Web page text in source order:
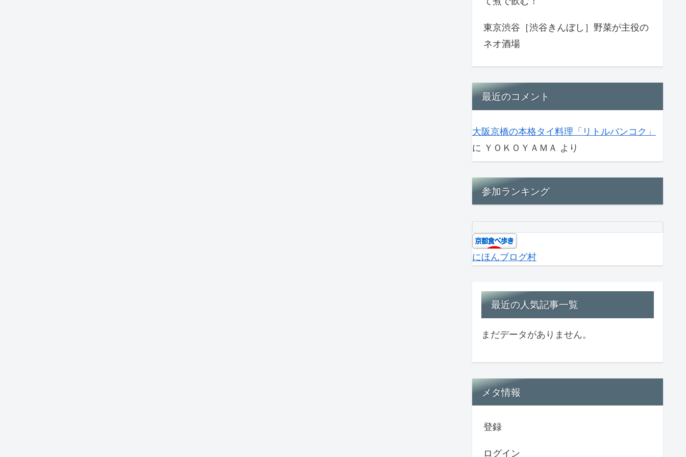
東京渋谷［渋谷きんぼし］野菜が主役の
ネオ酒場
最近のコメント
大阪京橋の本格タイ料理「リトルバンコク」
に ＹＯＫＯＹＡＭＡ より
参加ランキング
にほんブログ村
最近の人気記事一覧
まだデータがありません。
メタ情報
登録
ログイン